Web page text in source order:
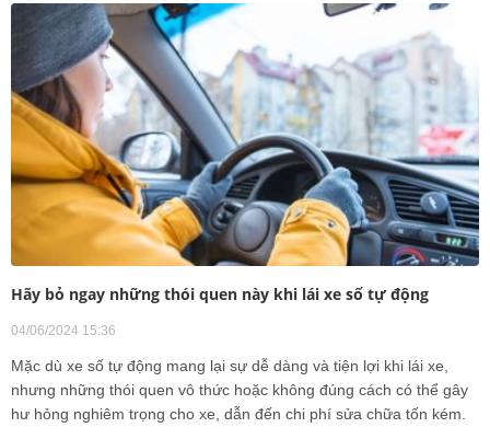
Hãy bỏ ngay những thói quen này khi lái xe số tự động
04/06/2024 15:36
Mặc dù xe số tự động mang lại sự dễ dàng và tiện lợi khi lái xe,
nhưng những thói quen vô thức hoặc không đúng cách có thể gây
hư hỏng nghiêm trọng cho xe, dẫn đến chi phí sửa chữa tốn kém.